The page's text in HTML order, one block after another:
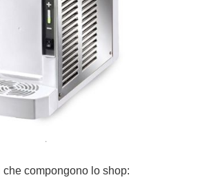
.
compongono lo shop: